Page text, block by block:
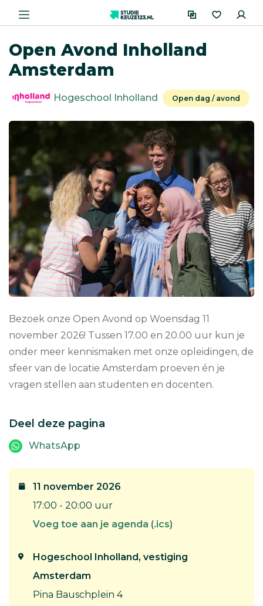
Open Avond Inholland
Amsterdam
Hogeschool Inholland Open dag / avond
Bezoek onze Open Avond op Woensdag 11
november 2026! Tussen 17.00 en 20.00 uur kun je
onder meer kennismaken met onze opleidingen, de
sfeer van de locatie Amsterdam proeven én je
vragen stellen aan studenten en docenten.
Deel deze pagina
WhatsApp
11 november 2026
17:00 - 20:00 uur
Voeg toe aan je agenda (.ics)
Hogeschool Inholland, vestiging
Amsterdam
Pina Bauschplein 4